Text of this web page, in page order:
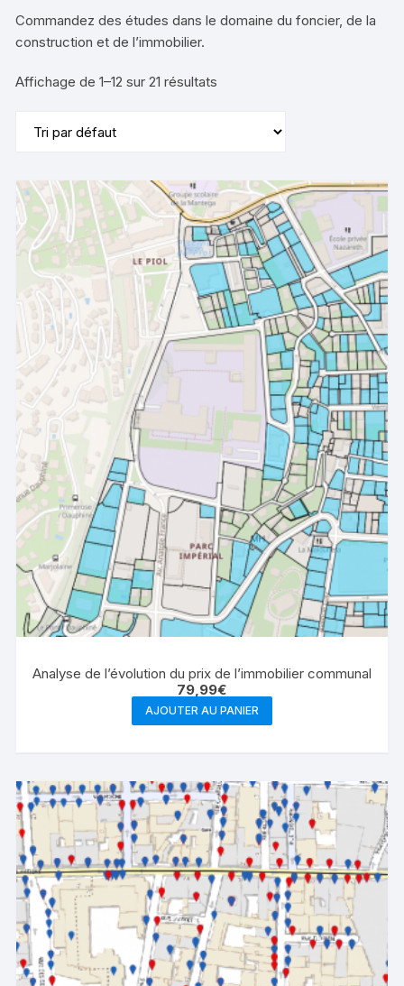
Commandez des études dans le domaine du foncier, de la
construction et de l’immobilier.
Affichage de 1–12 sur 21 résultats
Analyse de l’évolution du prix de l’immobilier communal
79,99€
AJOUTER AU PANIER